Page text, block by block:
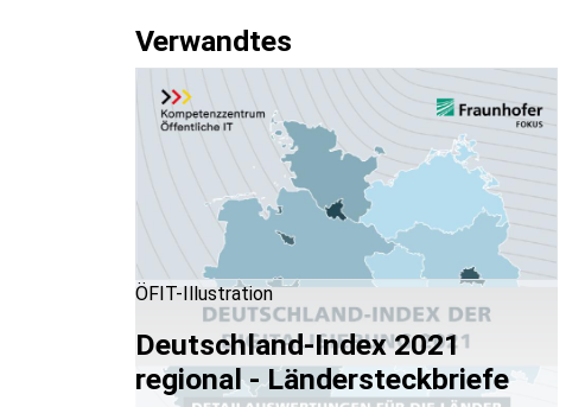
Verwandtes
ÖFIT-Illustration
Deutschland-Index 2021
regional - Ländersteckbriefe